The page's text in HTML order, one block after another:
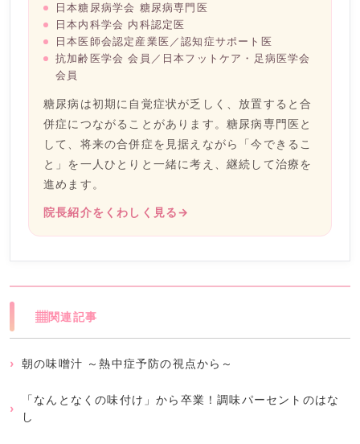
日本糖尿病学会 糖尿病専門医
日本内科学会 内科認定医
日本医師会認定産業医／認知症サポート医
抗加齢医学会 会員／日本フットケア・足病医学会
会員
糖尿病は初期に自覚症状が乏しく、放置すると合
併症につながることがあります。糖尿病専門医と
して、将来の合併症を見据えながら「今できるこ
と」を一人ひとりと一緒に考え、継続して治療を
進めます。
院長紹介をくわしく見る→
▦関連記事
朝の味噌汁 ～熱中症予防の視点から～
「なんとなくの味付け」から卒業！調味パーセントのはな
し